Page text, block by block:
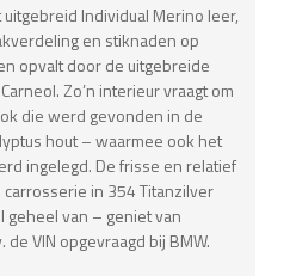
Individual Merino leer,
en stiknaden op
opvalt door de uitgebreide
Zo’n interieur vraagt om
die werd gevonden in de
hout – waarmee ook het
ingelegd. De frisse en relatief
in 354 Titanzilver
geheel van – geniet van
VIN opgevraagd bij BMW.